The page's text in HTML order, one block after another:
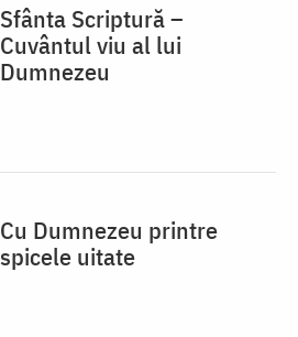
Sfânta Scriptură –
Cuvântul viu al lui
Dumnezeu
Cu Dumnezeu printre
spicele uitate